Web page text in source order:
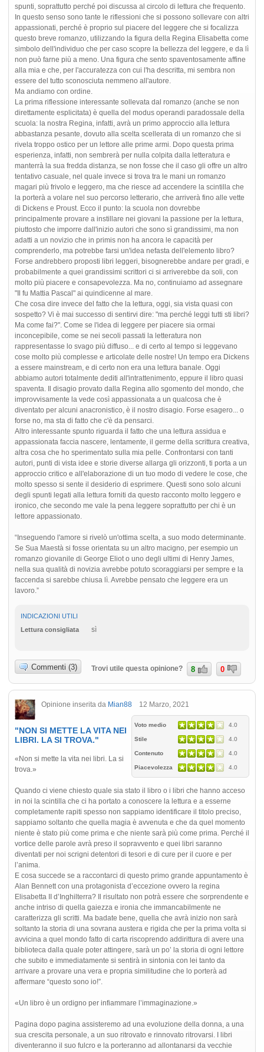
spunti, soprattutto perché poi discussa al circolo di lettura che frequento.
In questo senso sono tante le riflessioni che si possono sollevare con altri
appassionati, perché è proprio sul piacere del leggere che si focalizza
questo breve romanzo, utilizzando la figura della Regina Elisabetta come
simbolo dell'individuo che per caso scopre la bellezza del leggere, e da lì
non può farne più a meno. Una figura che sento spaventosamente affine
alla mia e che, per l'accuratezza con cui l'ha descritta, mi sembra non
essere del tutto sconosciuta nemmeno all'autore.
Ma andiamo con ordine.
La prima riflessione interessante sollevata dal romanzo (anche se non
direttamente esplicitata) è quella del modus operandi paradossale della
scuola: la nostra Regina, infatti, avrà un primo approccio alla lettura
abbastanza pesante, dovuto alla scelta scellerata di un romanzo che si
rivela troppo ostico per un lettore alle prime armi. Dopo questa prima
esperienza, infatti, non sembrerà per nulla colpita dalla letteratura e
manterrà la sua fredda distanza, se non fosse che il caso gli offre un altro
tentativo casuale, nel quale invece si trova tra le mani un romanzo
magari più frivolo e leggero, ma che riesce ad accendere la scintilla che
la porterà a volare nel suo percorso letterario, che arriverà fino alle vette
di Dickens e Proust. Ecco il punto: la scuola non dovrebbe
principalmente provare a instillare nei giovani la passione per la lettura,
piuttosto che imporre dall'inizio autori che sono sì grandissimi, ma non
adatti a un novizio che in primis non ha ancora le capacità per
comprenderlo, ma potrebbe farsi un'idea nefasta dell'elemento libro?
Forse andrebbero proposti libri leggeri, bisognerebbe andare per gradi, e
probabilmente a quei grandissimi scrittori ci si arriverebbe da soli, con
molto più piacere e consapevolezza. Ma no, continuiamo ad assegnare
"Il fu Mattia Pascal" ai quindicenne al mare.
Che cosa dire invece del fatto che la lettura, oggi, sia vista quasi con
sospetto? Vi è mai successo di sentirvi dire: "ma perché leggi tutti sti libri?
Ma come fai?". Come se l'idea di leggere per piacere sia ormai
inconcepibile, come se nei secoli passati la letteratura non
rappresentasse lo svago più diffuso... e di certo al tempo si leggevano
cose molto più complesse e articolate delle nostre! Un tempo era Dickens
a essere mainstream, e di certo non era una lettura banale. Oggi
abbiamo autori totalmente dediti all'intrattenimento, eppure il libro quasi
spaventa. Il disagio provato dalla Regina allo sgomento del mondo, che
improvvisamente la vede così appassionata a un qualcosa che è
diventato per alcuni anacronistico, è il nostro disagio. Forse esagero... o
forse no, ma sta di fatto che c'è da pensarci.
Altro interessante spunto riguarda il fatto che una lettura assidua e
appassionata faccia nascere, lentamente, il germe della scrittura creativa,
altra cosa che ho sperimentato sulla mia pelle. Confrontarsi con tanti
autori, punti di vista idee e storie diverse allarga gli orizzonti, ti porta a un
approccio critico e all'elaborazione di un tuo modo di vedere le cose, che
molto spesso si sente il desiderio di esprimere. Questi sono solo alcuni
degli spunti legati alla lettura forniti da questo racconto molto leggero e
ironico, che secondo me vale la pena leggere soprattutto per chi è un
lettore appassionato.
“Inseguendo l'amore si rivelò un'ottima scelta, a suo modo determinante.
Se Sua Maestà si fosse orientata su un altro macigno, per esempio un
romanzo giovanile di George Eliot o uno degli ultimi di Henry James,
nella sua qualità di novizia avrebbe potuto scoraggiarsi per sempre e la
faccenda si sarebbe chiusa lì. Avrebbe pensato che leggere era un
lavoro.”
INDICAZIONI UTILI
Lettura consigliata
sì
Commenti (3) Trovi utile questa opinione? 8 0
Opinione inserita da Mian88 12 Marzo, 2021
Voto medio 4.0
Stile 4.0
Contenuto 4.0
Piacevolezza 4.0
"NON SI METTE LA VITA NEI
LIBRI. LA SI TROVA."
«Non si mette la vita nei libri. La si
trova.»
Quando ci viene chiesto quale sia stato il libro o i libri che hanno acceso
in noi la scintilla che ci ha portato a conoscere la lettura e a esserne
completamente rapiti spesso non sappiamo identificare il titolo preciso,
sappiamo soltanto che quella magia è avvenuta e che da quel momento
niente è stato più come prima e che niente sarà più come prima. Perché il
vortice delle parole avrà preso il sopravvento e quei libri saranno
diventati per noi scrigni detentori di tesori e di cure per il cuore e per
l’anima.
E cosa succede se a raccontarci di questo primo grande appuntamento è
Alan Bennett con una protagonista d’eccezione ovvero la regina
Elisabetta II d’Inghilterra? Il risultato non potrà essere che sorprendente e
anche intriso di quella gaiezza e ironia che immancabilmente ne
caratterizza gli scritti. Ma badate bene, quella che avrà inizio non sarà
soltanto la storia di una sovrana austera e rigida che per la prima volta si
avvicina a quel mondo fatto di carta riscoprendo addirittura di avere una
biblioteca dalla quale poter attingere, sarà un po’ la storia di ogni lettore
che subito e immediatamente si sentirà in sintonia con lei tanto da
arrivare a provare una vera e propria similitudine che lo porterà ad
affermare “questo sono io!”.
«Un libro è un ordigno per infiammare l’immaginazione.»
Pagina dopo pagina assisteremo ad una evoluzione della donna, a una
sua crescita personale, a un suo ritrovato e rinnovato ritrovarsi. I libri
diventeranno il suo fulcro e la porteranno ad allontanarsi da vecchie